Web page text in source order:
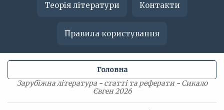
Теорія літератури Контакти
Правила користування
Зарубіжна література - статті та реферати - Сикало
Євген 2026
Головна